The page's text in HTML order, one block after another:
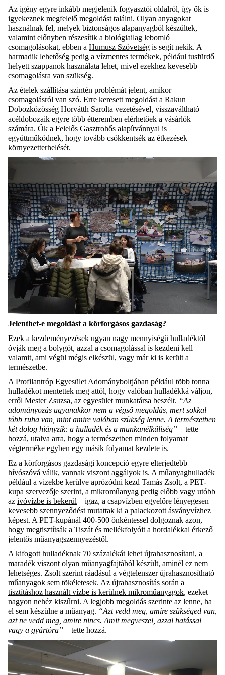
Az igény egyre inkább megjelenik fogyasztói oldalról, így ők is
igyekeznek megfelelő megoldást találni. Olyan anyagokat
használnak fel, melyek biztonságos alapanyagból készültek,
valamint előnyben részesítik a biológiailag lebomló
csomagolásokat, ebben a Humusz Szövetség is segít nekik. A
harmadik lehetőség pedig a vízmentes termékek, például tusfürdő
helyett szappanok használata lehet, mivel ezekhez kevesebb
csomagolásra van szükség.
Az ételek szállítása szintén problémát jelent, amikor
csomagolásról van szó. Erre keresett megoldást a Rakun
Dobozközösség Horvátth Sarolta vezetésével, visszaváltható
acéldobozaik egyre több étteremben elérhetőek a vásárlók
számára. Ők a Felelős Gasztrohős alapítvánnyal is
együttműködnek, hogy tovább csökkentsék az étkezések
környezetterhelését.
Jelenthet-e megoldást a körforgásos gazdaság?
Ezek a kezdeményezések ugyan nagy mennyiségű hulladéktól
óvják meg a bolygót, azzal a csomagolással is kezdeni kell
valamit, ami végül mégis elkészül, vagy már ki is került a
természetbe.
A Profilantróp Egyesület Adományboltjában például több tonna
hulladékot mentettek meg attól, hogy valóban hulladékká váljon,
erről Mester Zsuzsa, az egyesület munkatársa beszélt. “Az
adományozás ugyanakkor nem a végső megoldás, mert sokkal
több ruha van, mint amire valóban szükség lenne. A természetben
két dolog hiányzik: a hulladék és a munkanélküliség” – tette
hozzá, utalva arra, hogy a természetben minden folyamat
végterméke egyben egy másik folyamat kezdete is.
Ez a körforgásos gazdasági koncepció egyre elterjedtebb
hívószóvá válik, vannak viszont aggályok is. A műanyaghulladék
például a vizekbe kerülve aprózódni kezd Tamás Zsolt, a PET-
kupa szervezője szerint, a mikroműanyag pedig előbb vagy utóbb
az ivóvízbe is bekerül – igaz, a csapvízben egyelőre lényegesen
kevesebb szennyeződést mutattak ki a palackozott ásványvízhez
képest. A PET-kupánál 400-500 önkéntessel dolgoznak azon,
hogy megtisztítsák a Tiszát és mellékfolyóit a hordalékkal érkező
jelentős műanyagszennyezéstől.
A kifogott hulladéknak 70 százalékát lehet újrahasznosítani, a
maradék viszont olyan műanyagfajtából készült, aminél ez nem
lehetséges. Zsolt szerint ráadásul a végtelenszer újrahasznosítható
műanyagok sem tökéletesek. Az újrahasznosítás során a
tisztításhoz használt vízbe is kerülnek mikroműanyagok, ezeket
nagyon nehéz kiszűrni. A legjobb megoldás szerinte az lenne, ha
el sem készülne a műanyag. “Azt vedd meg, amire szükséged van,
azt ne vedd meg, amire nincs. Amit megveszel, azzal hatással
vagy a gyártóra” – tette hozzá.